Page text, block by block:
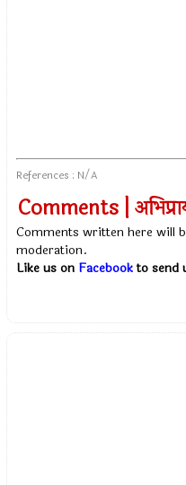
References : N/A
Comments |
Comments written here will
moderation.
Like us on Facebookto send